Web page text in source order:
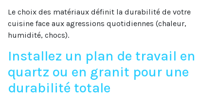
Le choix des matériaux définit la durabilité de votre
cuisine face aux agressions quotidiennes (chaleur,
humidité, chocs).
Installez un plan de travail en
quartz ou en granit pour une
durabilité totale